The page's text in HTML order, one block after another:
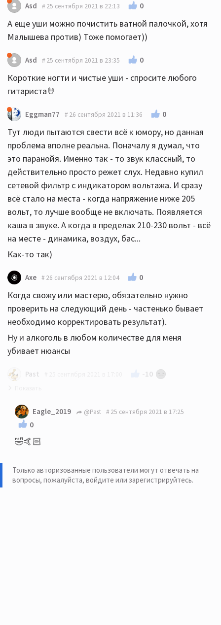
Asd 25 сентября 2021 в 22:13 0
А еще уши можно почистить ватной палочкой, хотя
Малышева против) Тоже помогает))
Asd 25 сентября 2021 в 23:35 0
Короткие ногти и чистые уши - спросите любого
гитариста🤘
Eggman77 26 сентября 2021 в 11:36 0
Тут люди пытаются свести всё к юмору, но данная
проблема вполне реальна. Поначалу я думал, что
это паранойя. Именно так - то звук классный, то
действительно просто режет слух. Недавно купил
сетевой фильтр с индикатором вольтажа. И сразу
всё стало на места - когда напряжение ниже 205
вольт, то лучше вообще не включать. Появляется
каша в звуке. А когда в пределах 210-230 вольт - всё
на месте - динамика, воздух, бас...
Как-то так)
Axe 26 сентября 2021 в 12:04 0
Когда свожу или мастерю, обязательно нужно
проверить на следующий день - частенько бывает
необходимо корректировать результат).
Ну и алкоголь в любом количестве для меня
убивает нюансы
Past -10
это не зависит от полноты налитого стакана
Алкоголь некачественный.
Eagle_2019 @Past 25 сентября 2021 в 17:25
0
🤣🤙🏻
Только авторизованные пользователи могут отвечать на
вопросы, пожалуйста, войдите или зарегистрируйтесь.